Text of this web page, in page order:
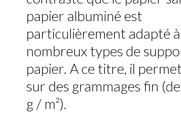
papier albuminé est
particulièrement adapté
nombreux types de
papier. A ce titre, il
sur des grammages fin
g / m²).